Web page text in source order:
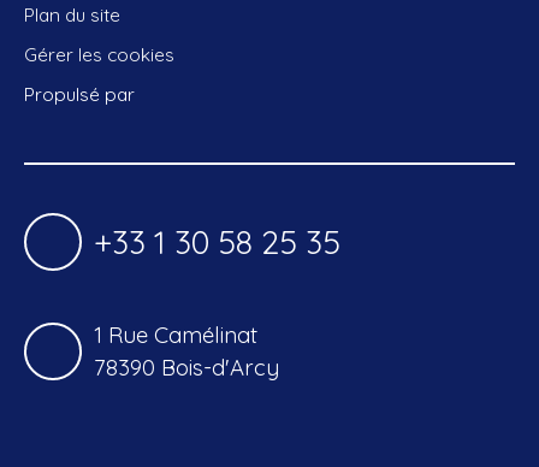
Plan du site
Gérer les cookies
Propulsé par
+33 1 30 58 25 35
1 Rue Camélinat
78390 Bois-d'Arcy